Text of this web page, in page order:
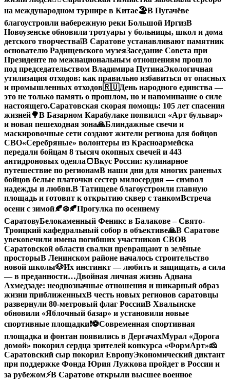
на международном турнире в Китае🏖В Пугачёве
благоустроили набережную реки Большой ИргизВ
Новоузенске обновили тротуары у больницы, школ и дома
детского творчества❕В Саратове устанавливают памятник
основателю Радищевского музеяЗаседание Совета при
Президенте по межнациональным отношениям прошло
под председательством Владимира ПутинаЭкологичная
утилизация отходов: как правильно избавиться от опасных
и промышленных отходов🇷🇺День народного единства —
это не только память о прошлом, но и напоминание о силе
настоящего.Саратовская скорая помощь: 105 лет спасения
жизней🌳В Базарном Карабулаке появился «Арт бульвар»
и новая пешеходная зона🙏Блиндажные свечи и
маскировочные сети создают жители региона для бойцов
СВО«Серебряные» волонтеры из Красноармейска
передали бойцам 8 тысяч окопных свечей и 443
антидроновых одеяла 🍞Вкус России: кулинарное
путешествие по регионамВ наши дни для многих раненых
бойцов белые платочки сестер милосердия — символ
надежды и любви.В Татищеве благоустроили главную
площадь и готовят к открытию сквер с танкомВстреча
осени с зимой🍂❄️🍂Прогулка по осеннему
СаратовуБелокаменный Феникс в Балакове – Свято-
Троицкий кафедральный собор в объективе🙏В Саратове
увековечили имена погибших участников СВОВ
Саратовской области свалки превращают в зелёные
просторыВ Ленинском районе началось строительство
новой школы🐶Их инстинкт — любить и защищать, а сила
— в преданности…Двойная личная жизнь Аднана
Ахмедзаде: неоднозначные отношения и шикарный образ
жизни приближенныхВ честь новых регионов саратовцы
развернули 80-метровый флаг РоссииВ Хвалынске
обновили «Яблочный базар» и установили новые
спортивные площадки❗️⚽️Современная спортивная
площадка и фонтан появились в ДергачахМурал «Дорога
домой» покорил сердца зрителей конкурса «ФормАрт»🧀
Саратовский сыр покорил ЕвропуЭкономический диктант
при поддержке Фонда Юрия Лужкова пройдет в России и
за рубежом⚡️В Саратове открыли высшее военное